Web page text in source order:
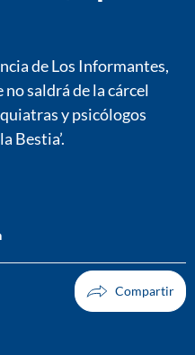
de Los Informantes,
no saldrá de la cárcel
y psicólogos
Bestia’.